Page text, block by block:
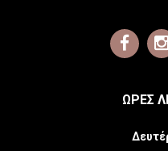
ΩΡΕΣ